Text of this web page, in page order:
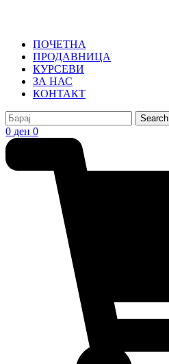
ПОЧЕТНА
ПРОДАВНИЦА
КУРСЕВИ
ЗА НАС
КОНТАКТ
Search
0 ден 0